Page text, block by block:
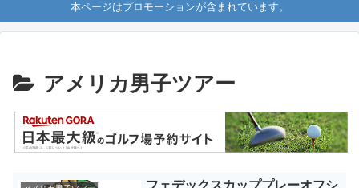
本ページはプロモーションが含まれています。
アメリカ男子ツアー
フェデックスカッププレーオフシ